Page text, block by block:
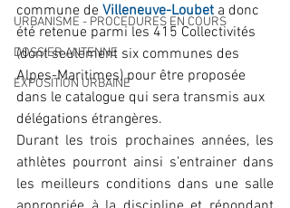
URBANISME - PROCEDURES EN COURS
DOSSIER ANTENNE
EXPOSITION URBAINE
commune de Villeneuve-Loubet a donc
été retenue parmi les 415 Collectivités
(dont seulement six communes des
Alpes-Maritimes) pour être proposée
dans le catalogue qui sera transmis aux
délégations étrangères.
Durant les trois prochaines années, les
athlètes pourront ainsi s’entrainer dans
les meilleurs conditions dans une salle